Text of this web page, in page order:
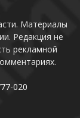
Материалы
Редакция не
рекламной
020